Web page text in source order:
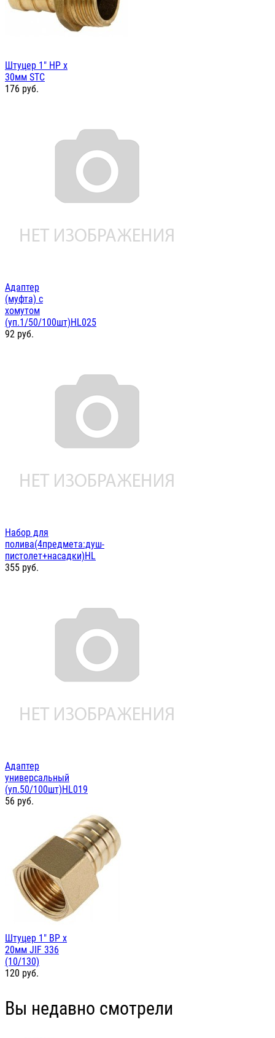
Штуцер 1" НР х
30мм STC
176 руб.
Адаптер
(муфта) с
хомутом
(уп.1/50/100шт)HL025
92 руб.
Набор для
полива(4предмета:душ-
пистолет+насадки)HL
355 руб.
Адаптер
универсальный
(уп.50/100шт)HL019
56 руб.
Штуцер 1" ВР х
20мм JIF 336
(10/130)
120 руб.
Вы недавно смотрели